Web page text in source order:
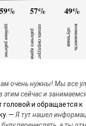
59%
у
д
о
б
н
е
р
а
б
о
ч
е
е
е
с
т
57%
о
п
ла
т
а
с
в
е
р
х
у
р
о
ч
н
о
г
о
ра
б
о
ч
е
г
о
в
р
е
м
е
н
и
49%
возможность
обучения
очень нужны! Мы все
этим сейчас и
головой и обращается к
— Я тут нашел